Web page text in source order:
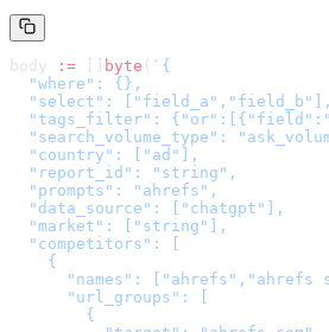
body := byte ( ` {
  "where": {},
  "select": ["field_a","field_b"],
"tags_filter":
"search_volume_type":
  "country": ["ad"],
  "report_id": "string",
  "prompts": "ahrefs",
  "data_source": ["chatgpt"],
  "market": ["string"],
  "competitors": [
    {
"names": ["ahrefs","ahrefs
      "url_groups": [
        {